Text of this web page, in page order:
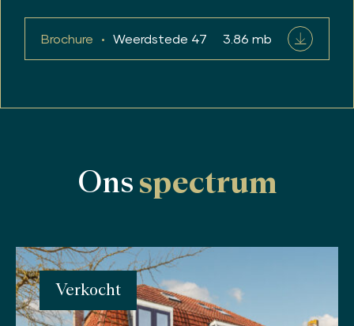
Brochure Weerdstede 47 3.86 mb
Ons spectrum
Verkocht